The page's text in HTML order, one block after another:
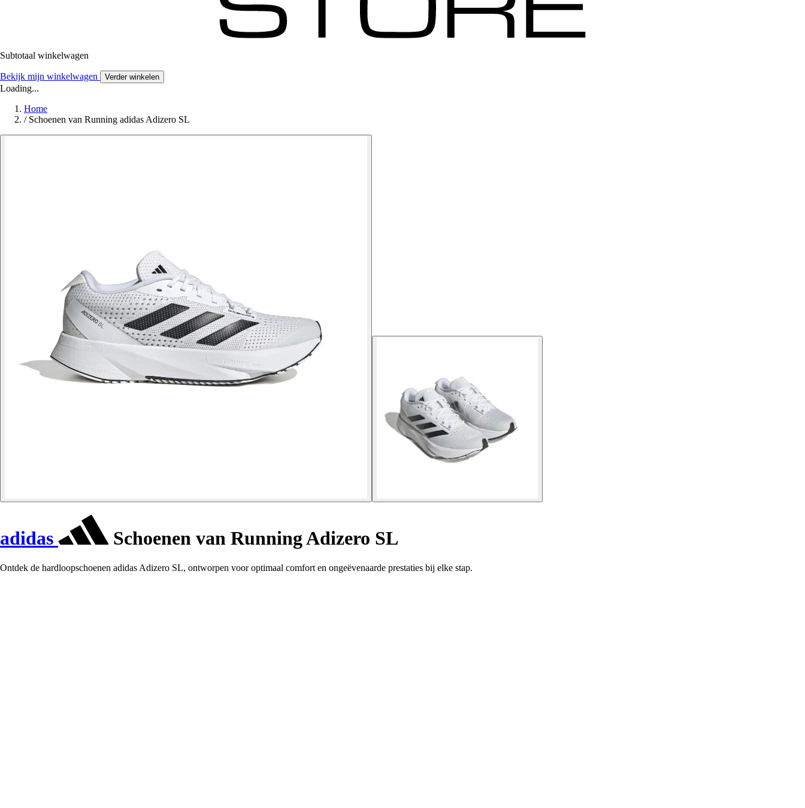
Subtotaal winkelwagen
Bekijk mijn winkelwagen Verder winkelen
Loading...
Home
/ Schoenen van Running adidas Adizero SL
adidas Schoenen van Running Adizero SL
Ontdek de hardloopschoenen adidas Adizero SL, ontworpen voor optimaal comfort en ongeëvenaarde prestaties bij elke stap.